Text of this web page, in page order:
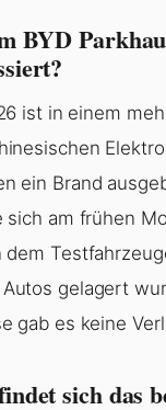
BYD
ist in einem
ein Brand
sich am frühen
dem
gelagert
gab es keine
sich das